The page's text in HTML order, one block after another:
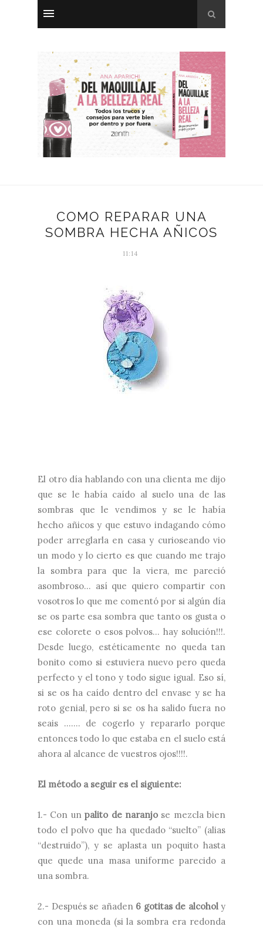
COMO REPARAR UNA
SOMBRA HECHA AÑICOS
11:14
El otro día hablando con una clienta me dijo
que se le había caído al suelo una de las
sombras que le vendimos y se le había
hecho añicos y que estuvo indagando cómo
poder arreglarla en casa y curioseando vio
un modo y lo cierto es que cuando me trajo
la sombra para que la viera, me pareció
asombroso… así que quiero compartir con
vosotros lo que me comentó por si algún día
se os parte esa sombra que tanto os gusta o
ese colorete o esos polvos… hay solución!!!.
Desde luego, estéticamente no queda tan
bonito como si estuviera nuevo pero queda
perfecto y el tono y todo sigue igual. Eso sí,
si se os ha caído dentro del envase y se ha
roto genial, pero si se os ha salido fuera no
seais ……. de cogerlo y repararlo porque
entonces todo lo que estaba en el suelo está
ahora al alcance de vuestros ojos!!!!.
El método a seguir es el siguiente:
1.- Con unpalito de naranjose mezcla bien
todo el polvo que ha quedado “suelto” (alias
“destruido”), y se aplasta un poquito hasta
que quede una masa uniforme parecido a
una sombra.
2.- Después se añaden 6 gotitas de alcohol y
con una moneda (si la sombra era redonda